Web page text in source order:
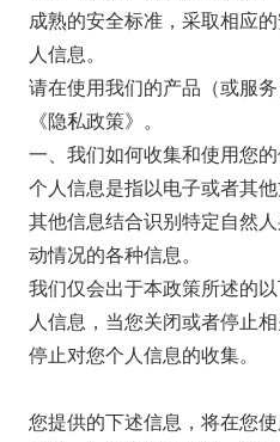
成熟的安全标准，采取相应
人信息。
请在使用我们的产品（或服
《隐私政策》。
一、我们如何收集和使用您
个人信息是指以电子或者其
其他信息结合识别特定自然
动情况的各种信息。
我们仅会出于本政策所述的
人信息，当您关闭或者停止
停止对您个人信息的收集。
您提供的下述信息，将在您